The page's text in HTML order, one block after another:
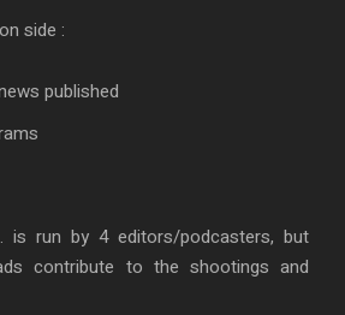
side :
published
is run by 4 editors/podcasters, but
contribute to the shootings and